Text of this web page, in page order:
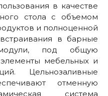
в качестве
стола с объемом
и полноценной
в барные
под общую
мебельных и
Цельнозаливные
отменную
система